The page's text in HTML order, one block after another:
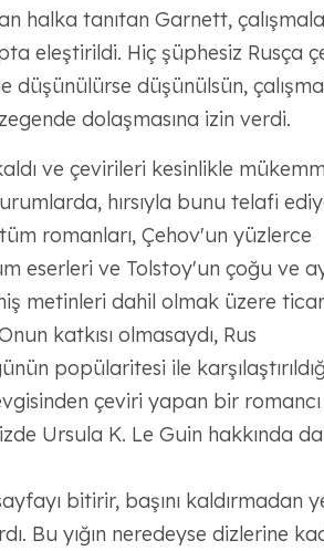
halka tanıtan Garnett,
eleştirildi. Hiç şüphesiz Rusça
düşünülsün,
dolaşmasına izin verdi.
ve çevirileri kesinlikle
hırsıyla bunu telafi
romanları, Çehov'un yüzlerce
eserleri ve Tolstoy'un çoğu ve
metinleri dahil olmak üzere
katkısı olmasaydı, Rus
popülaritesi ile
çeviri yapan bir
Ursula K. Le Guin hakkında
bitirir, başını kaldırmadan
Bu yığın neredeyse dizlerine